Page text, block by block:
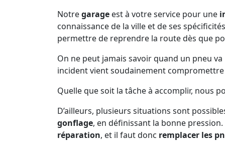
Notregarage est à votre service pour une
connaissance de la ville et de ses
permettre de reprendre la route dès que
On ne peut jamais savoir quand un pneu
incident vient soudainement
Quelle que soit la tâche à accomplir, nous
D’ailleurs, plusieurs situations sont
gonflage, en définissant la bonne
réparation, et il faut donc remplacer les